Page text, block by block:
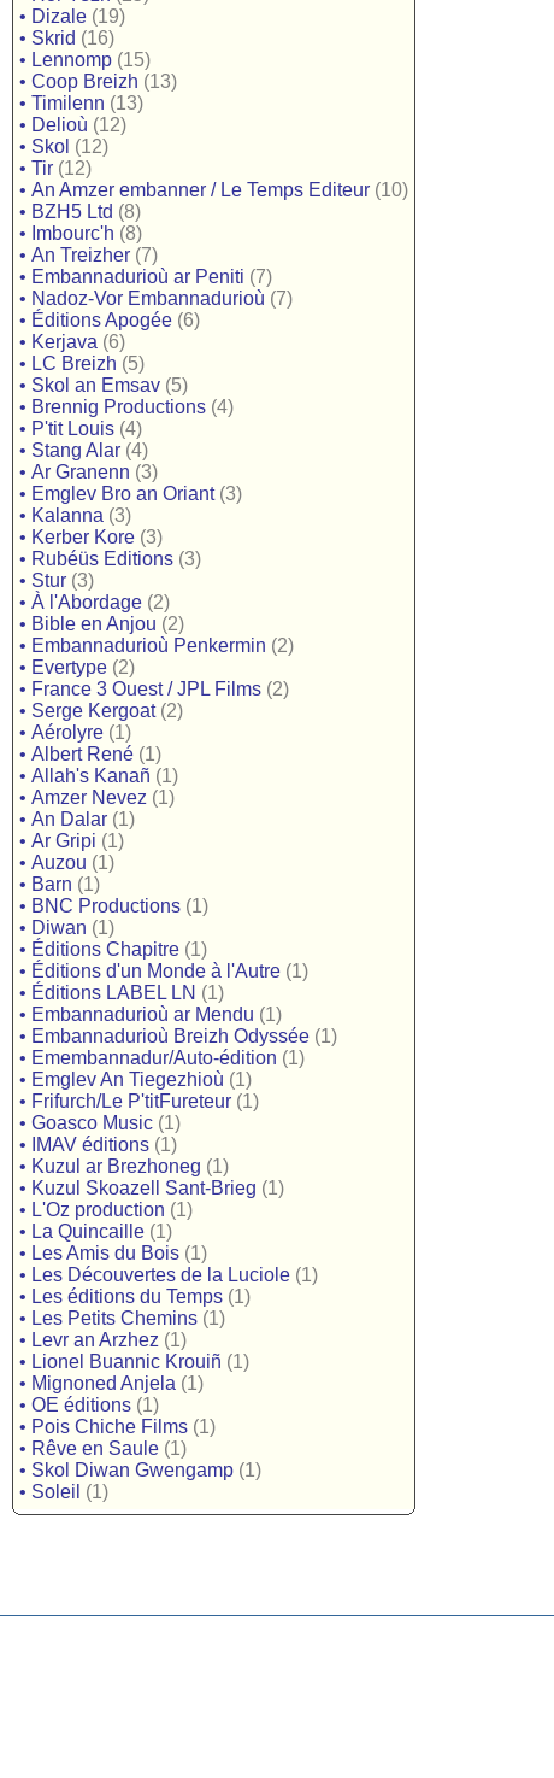
• Dizale (19)
• Skrid (16)
• Lennomp (15)
• Coop Breizh (13)
• Timilenn (13)
• Delioù (12)
• Skol (12)
• Tir (12)
• An Amzer embanner / Le Temps Editeur (10)
• BZH5 Ltd (8)
• Imbourc'h (8)
• An Treizher (7)
• Embannadurioù ar Peniti (7)
• Nadoz-Vor Embannadurioù (7)
• Éditions Apogée (6)
• Kerjava (6)
• LC Breizh (5)
• Skol an Emsav (5)
• Brennig Productions (4)
• P'tit Louis (4)
• Stang Alar (4)
• Ar Granenn (3)
• Emglev Bro an Oriant (3)
• Kalanna (3)
• Kerber Kore (3)
• Rubéüs Editions (3)
• Stur (3)
• À l'Abordage (2)
• Bible en Anjou (2)
• Embannadurioù Penkermin (2)
• Evertype (2)
• France 3 Ouest / JPL Films (2)
• Serge Kergoat (2)
• Aérolyre (1)
• Albert René (1)
• Allah's Kanañ (1)
• Amzer Nevez (1)
• An Dalar (1)
• Ar Gripi (1)
• Auzou (1)
• Barn (1)
• BNC Productions (1)
• Diwan (1)
• Éditions Chapitre (1)
• Éditions d'un Monde à l'Autre (1)
• Éditions LABEL LN (1)
• Embannadurioù ar Mendu (1)
• Embannadurioù Breizh Odyssée (1)
• Emembannadur/Auto-édition (1)
• Emglev An Tiegezhioù (1)
• Frifurch/Le P'titFureteur (1)
• Goasco Music (1)
•
IMAV éditions (1)
• Kuzul ar Brezhoneg (1)
• Kuzul Skoazell Sant-Brieg (1)
• L'Oz production (1)
• La Quincaille (1)
• Les Amis du Bois (1)
• Les Découvertes de la Luciole (1)
• Les éditions du Temps (1)
• Les Petits Chemins (1)
• Levr an Arzhez (1)
• Lionel Buannic Krouiñ (1)
• Mignoned Anjela (1)
• OE éditions (1)
• Pois Chiche Films (1)
• Rêve en Saule (1)
• Skol Diwan Gwengamp (1)
• Soleil (1)